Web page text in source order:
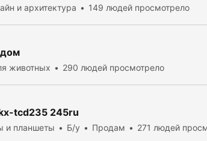
и архитектура 149 людей просмотрело
дом
животных 290 людей просмотрело
tcd235 245ru
и планшеты Б/у Продам 271 людей